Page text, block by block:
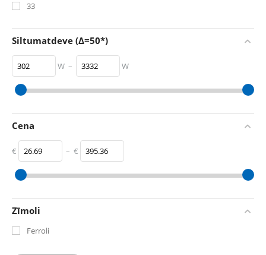
33
Siltumatdeve (Δ=50*)
W – W
302W 3332W
Cena
€ – €
26.69 395.36
Zīmoli
Ferroli